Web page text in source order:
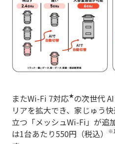
またWi-Fi 7対応★の次世代
リアを拡大でき、家じゅう
立つ「メッシュWi-Fi」が追
は1台あたり550円（税込）
※1